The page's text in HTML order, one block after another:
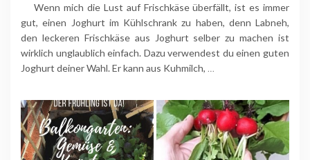
Wenn mich die Lust auf Frischkäse überfällt, ist es immer
gut, einen Joghurt im Kühlschrank zu haben, denn Labneh,
den leckeren Frischkäse aus Joghurt selber zu machen ist
wirklich unglaublich einfach. Dazu verwendest du einen guten
Joghurt deiner Wahl. Er kann aus Kuhmilch, …